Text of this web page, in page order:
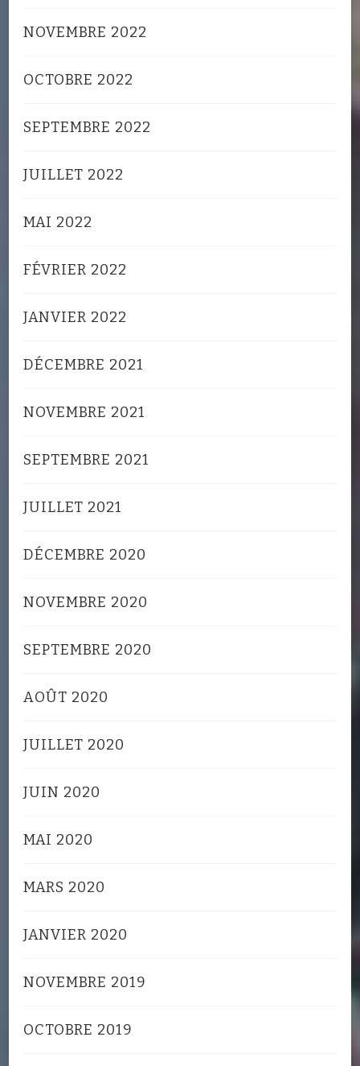
NOVEMBRE 2022
OCTOBRE 2022
SEPTEMBRE 2022
JUILLET 2022
MAI 2022
FÉVRIER 2022
JANVIER 2022
DÉCEMBRE 2021
NOVEMBRE 2021
SEPTEMBRE 2021
JUILLET 2021
DÉCEMBRE 2020
NOVEMBRE 2020
SEPTEMBRE 2020
AOÛT 2020
JUILLET 2020
JUIN 2020
MAI 2020
MARS 2020
JANVIER 2020
NOVEMBRE 2019
OCTOBRE 2019